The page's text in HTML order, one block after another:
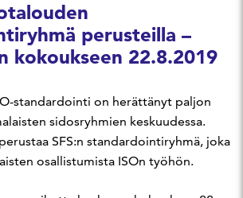
perusteilla –
kokoukseen 22.8.2019
standardointi on herättänyt paljon
sidosryhmien keskuudessa.
SFS:n standardointiryhmä, joka
osallistumista ISOn työhön.